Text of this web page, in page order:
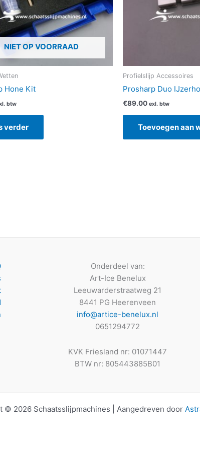
NIET OP VOORRAAD
Hone Kit
btw
verder
Profielslijp Accessoires
Prosharp Duo
€89.00 exl. btw
Toevoegen aan
Onderdeel van:
Art-Ice Benelux
Leeuwarderstraatweg 21
8441 PG Heerenveen
info@artice-benelux.nl
0651294772
KVK Friesland nr: 01071447
BTW nr: 805443885B01
© 2026 Schaatsslijpmachines | Aangedreven door